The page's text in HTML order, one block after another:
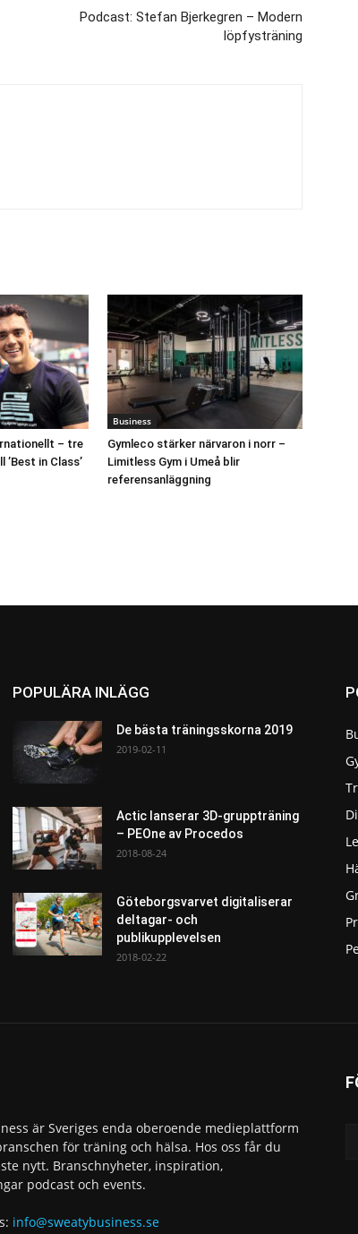
Podcast: Stefan Bjerkegren – Modern
löpfysträning
– tre
in Class’
Business
Gymleco stärker närvaron i norr –
Limitless Gym i Umeå blir
referensanläggning
POPULÄRA INLÄGG
De bästa träningsskorna 2019
2019-02-11
Actic lanserar 3D-gruppträning
– PEOne av Procedos
2018-08-24
Göteborgsvarvet digitaliserar
deltagar- och
publikupplevelsen
2018-02-22
är Sveriges enda oberoende medieplattform
för träning och hälsa. Hos oss får du
nytt. Branschnyheter, inspiration,
podcast och events.
info@sweatybusiness.se